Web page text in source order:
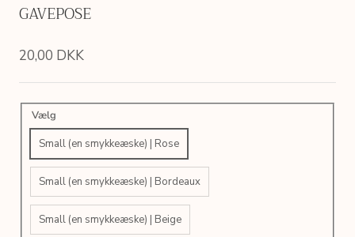
GAVEPOSE
20,00 DKK
Vælg
Small (en smykkeæske) | Rose
Small (en smykkeæske) | Bordeaux
Small (en smykkeæske) | Beige